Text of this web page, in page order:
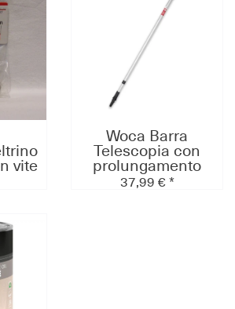
vite
Woca Barra
Telescopia con
prolungamento
115-197cm, in
37,99 € *